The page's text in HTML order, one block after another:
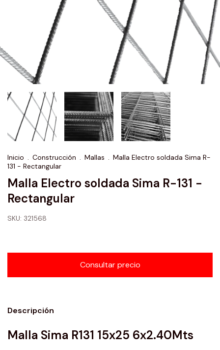
Inicio . Construcción . Mallas . Malla Electro soldada Sima R-
131 - Rectangular
Malla Electro soldada Sima R-131 -
Rectangular
SKU: 321568
Descripción
Malla Sima R131 15x25 6x2.40Mts